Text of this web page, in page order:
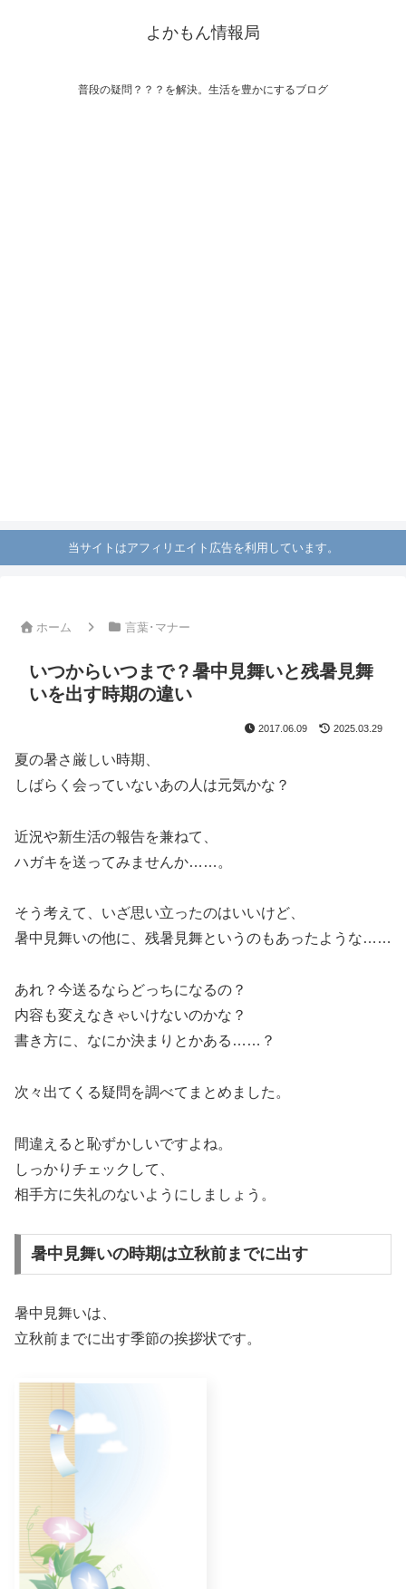
よかもん情報局
普段の疑問？？？を解決。生活を豊かにするブログ
当サイトはアフィリエイト広告を利用しています。
ホーム 言葉･マナー
いつからいつまで？暑中見舞いと残暑見舞
いを出す時期の違い
2017.06.09 2025.03.29
夏の暑さ厳しい時期、
しばらく会っていないあの人は元気かな？
近況や新生活の報告を兼ねて、
ハガキを送ってみませんか……。
そう考えて、いざ思い立ったのはいいけど、
暑中見舞いの他に、残暑見舞というのもあったような……
あれ？今送るならどっちになるの？
内容も変えなきゃいけないのかな？
書き方に、なにか決まりとかある……？
次々出てくる疑問を調べてまとめました。
間違えると恥ずかしいですよね。
しっかりチェックして、
相手方に失礼のないようにしましょう。
暑中見舞いの時期は立秋前までに出す
暑中見舞いは、
立秋前までに出す季節の挨拶状です。